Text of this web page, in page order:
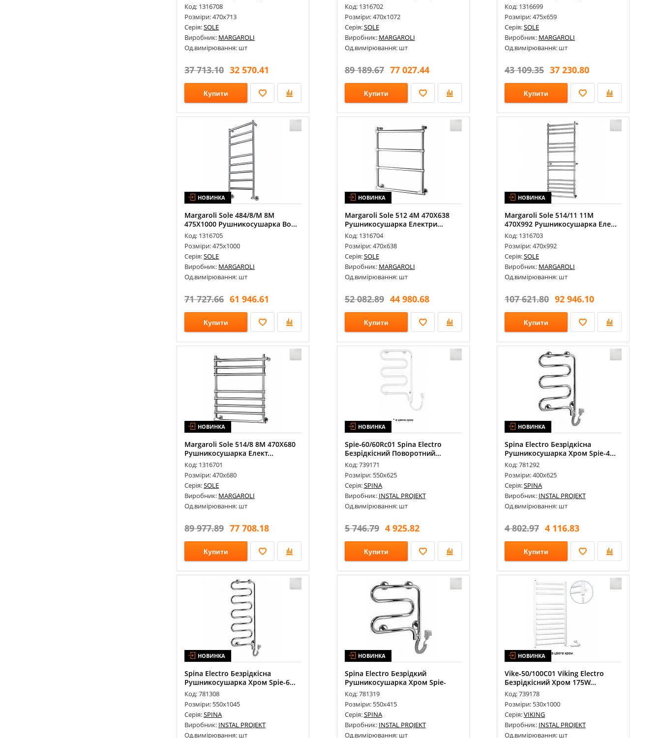
Код: 1316708
Розміри: 470х713
Серія:SOLE
Виробник: MARGAROLI
Од.вимірювання: шт
37 713.10 32 570.41
Купити
Код: 1316702
Розміри: 470х1072
Серія:SOLE
Виробник: MARGAROLI
Од.вимірювання: шт
89 189.67 77 027.44
Купити
Код: 1316699
Розміри: 475х659
Серія:SOLE
Виробник: MARGAROLI
Од.вимірювання: шт
43 109.35 37 230.80
Купити
НОВИНКА
Margaroli Sole 484/8/M 8М
475Х1000 Рушникосушарка Во...
Код: 1316705
Розміри: 475х1000
Серія:SOLE
Виробник: MARGAROLI
Од.вимірювання: шт
71 727.66 61 946.61
Купити
НОВИНКА
Margaroli Sole 512 4М 470Х638
Рушникосушарка Електри...
Код: 1316704
Розміри: 470х638
Серія:SOLE
Виробник: MARGAROLI
Од.вимірювання: шт
52 082.89 44 980.68
Купити
НОВИНКА
Margaroli Sole 514/11 11М
470Х992 Рушникосушарка Еле...
Код: 1316703
Розміри: 470х992
Серія:SOLE
Виробник: MARGAROLI
Од.вимірювання: шт
107 621.80 92 946.10
Купити
НОВИНКА
Margaroli Sole 514/8 8М 470Х680
Рушникосушарка Елект...
Код: 1316701
Розміри: 470х680
Серія:SOLE
Виробник: MARGAROLI
Од.вимірювання: шт
89 977.89 77 708.18
Купити
НОВИНКА
Spie‐60/60Rc01 Spina Eleсtro
Безрідкісний Поворотний...
Код: 739171
Розміри: 550х625
Серія:SPINA
Виробник: INSTAL PROJEKT
Од.вимірювання: шт
5 746.79 4 925.82
Купити
НОВИНКА
Spina Eleсtro Безрідкісна
Рушникосушарка Хром Spie-4...
Код: 781292
Розміри: 400х625
Серія:SPINA
Виробник: INSTAL PROJEKT
Од.вимірювання: шт
4 802.97 4 116.83
Купити
НОВИНКА
Spina Eleсtro Безрідкісна
Рушникосушарка Хром Spie-6...
Код: 781308
Розміри: 550х1045
Серія:SPINA
Виробник: INSTAL PROJEKT
Од.вимірювання: шт
НОВИНКА
Spina Eleсtro Безрідкий
Рушникосушарка Хром Spie-
60/...
Код: 781319
Розміри: 550х415
Серія:SPINA
Виробник: INSTAL PROJEKT
Од.вимірювання: шт
НОВИНКА
Vike‐50/100С01 Viking Electro
Безрідкісний Хром 175W...
Код: 739178
Розміри: 530х1000
Серія:VIKING
Виробник: INSTAL PROJEKT
Од.вимірювання: шт